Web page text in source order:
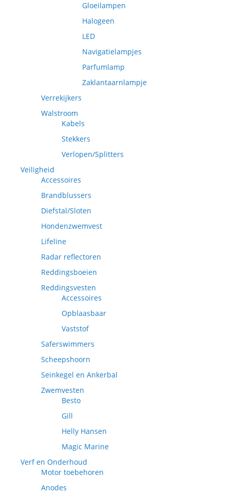
Gloeilampen
Halogeen
LED
Navigatielampjes
Parfumlamp
Zaklantaarnlampje
Verrekijkers
Walstroom
Kabels
Stekkers
Verlopen/Splitters
Veiligheid
Accessoires
Brandblussers
Diefstal/Sloten
Hondenzwemvest
Lifeline
Radar reflectoren
Reddingsboeien
Reddingsvesten
Accessoires
Opblaasbaar
Vaststof
Saferswimmers
Scheepshoorn
Seinkegel en Ankerbal
Zwemvesten
Besto
Gill
Helly Hansen
Magic Marine
Verf en Onderhoud
Motor toebehoren
Anodes